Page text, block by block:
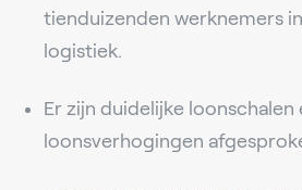
tienduizenden werknemers
logistiek.
Er zijn duidelijke
loonsverhogingen